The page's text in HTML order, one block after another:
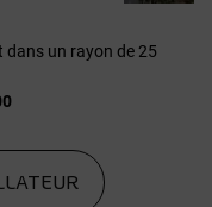
un rayon de 25